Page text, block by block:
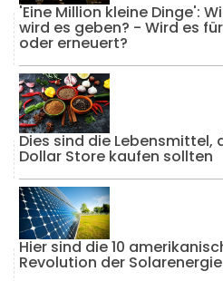
'Eine Million kleine Dinge':
wird es geben? - Wird es
oder erneuert?
Dies sind die Lebensmittel,
Dollar Store kaufen sollten
Hier sind die 10
Revolution der